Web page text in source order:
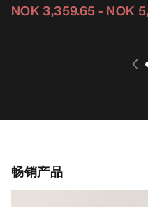
NOK 3,359.65- NOK
畅销产品